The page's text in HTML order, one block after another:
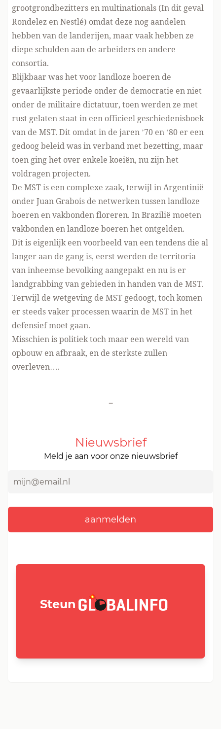
grootgrondbezitters en multinationals (In dit geval
Rondelez en Nestlé) omdat deze nog aandelen
hebben van de landerijen, maar vaak hebben ze
diepe schulden aan de arbeiders en andere
consortia.
Blijkbaar was het voor landloze boeren de
gevaarlijkste periode onder de democratie en niet
onder de militaire dictatuur, toen werden ze met
rust gelaten staat in een officieel geschiedenisboek
van de MST. Dit omdat in de jaren ’70 en ’80 er een
gedoog beleid was in verband met bezetting, maar
toen ging het over enkele koeiën, nu zijn het
voldragen projecten.
De MST is een complexe zaak, terwijl in Argentinië
onder Juan Grabois de netwerken tussen landloze
boeren en vakbonden floreren. In Brazilië moeten
vakbonden en landloze boeren het ontgelden.
Dit is eigenlijk een voorbeeld van een tendens die al
langer aan de gang is, eerst werden de territoria
van inheemse bevolking aangepakt en nu is er
landgrabbing van gebieden in handen van de MST.
Terwijl de wetgeving de MST gedoogt, toch komen
er steeds vaker processen waarin de MST in het
defensief moet gaan.
Misschien is politiek toch maar een wereld van
opbouw en afbraak, en de sterkste zullen
overleven….
-
Nieuwsbrief
Meld je aan voor onze nieuwsbrief
Steun GLOBALINFO.nl